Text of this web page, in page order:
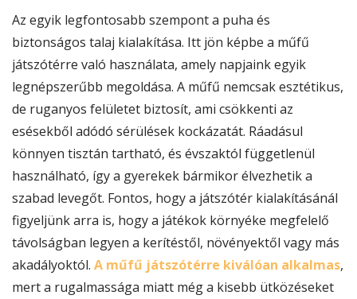
Az egyik legfontosabb szempont a puha és
biztonságos talaj kialakítása. Itt jön képbe a műfű
játszótérre való használata, amely napjaink egyik
legnépszerűbb megoldása. A műfű nemcsak esztétikus,
de ruganyos felületet biztosít, ami csökkenti az
esésekből adódó sérülések kockázatát. Ráadásul
könnyen tisztán tartható, és évszaktól függetlenül
használható, így a gyerekek bármikor élvezhetik a
szabad levegőt. Fontos, hogy a játszótér kialakításánál
figyeljünk arra is, hogy a játékok környéke megfelelő
távolságban legyen a kerítéstől, növényektől vagy más
akadályoktól. A műfű játszótérre kiválóan alkalmas,
mert a rugalmassága miatt még a kisebb ütközéseket